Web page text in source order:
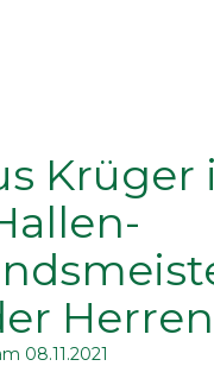
Krüger
08.11.2021